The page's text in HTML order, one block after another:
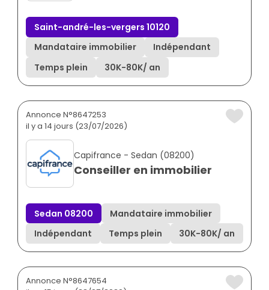
Saint-andré-les-vergers 10120
Mandataire immobilier
Indépendant
Temps plein
30K-80K/ an
Annonce N°8647253
il y a 14 jours (23/07/2026)
Capifrance - Sedan (08200)
Conseiller en immobilier
Sedan 08200
Mandataire immobilier
Indépendant
Temps plein 30K-80K/ an
Annonce N°8647654